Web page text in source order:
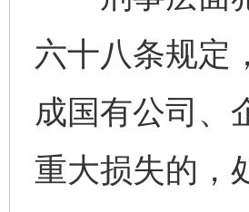
六十八条规定
成国有公司、
重大损失的，